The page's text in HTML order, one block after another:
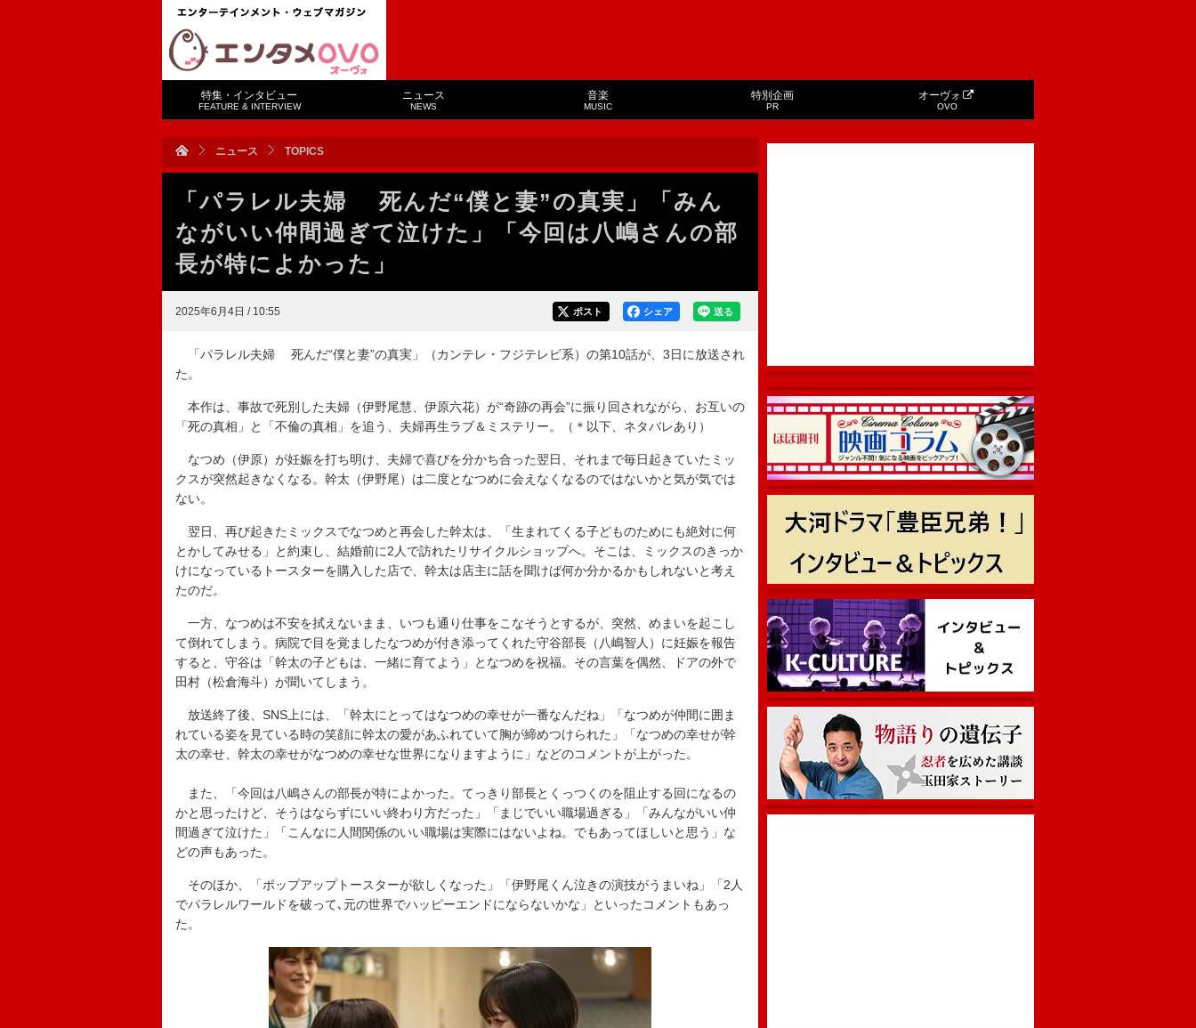
特集・インタビュー
FEATURE & INTERVIEW
ニュース
NEWS
音楽
MUSIC
特別企画
PR
オーヴォ
OVO
ニュース TOPICS
「パラレル夫婦 死んだ“僕と妻”の真実」「みん
ながいい仲間過ぎて泣けた」「今回は八嶋さんの部
長が特によかった」
2025年6月4日 / 10:55 送る
シェア
ポスト
「パラレル夫婦 死んだ“僕と妻”の真実」（カンテレ・フジテレビ系）の第10話が、3日に放送され
た。
本作は、事故で死別した夫婦（伊野尾慧、伊原六花）が“奇跡の再会”に振り回されながら、お互いの
「死の真相」と「不倫の真相」を追う、夫婦再生ラブ＆ミステリー。（＊以下、ネタバレあり）
なつめ（伊原）が妊娠を打ち明け、夫婦で喜びを分かち合った翌日、それまで毎日起きていたミッ
クスが突然起きなくなる。幹太（伊野尾）は二度となつめに会えなくなるのではないかと気が気では
ない。
翌日、再び起きたミックスでなつめと再会した幹太は、「生まれてくる子どものためにも絶対に何
とかしてみせる」と約束し、結婚前に2人で訪れたリサイクルショップへ。そこは、ミックスのきっか
けになっているトースターを購入した店で、幹太は店主に話を聞けば何か分かるかもしれないと考え
たのだ。
一方、なつめは不安を拭えないまま、いつも通り仕事をこなそうとするが、突然、めまいを起こし
て倒れてしまう。病院で目を覚ましたなつめが付き添ってくれた守谷部長（八嶋智人）に妊娠を報告
すると、守谷は「幹太の子どもは、一緒に育てよう」となつめを祝福。その言葉を偶然、ドアの外で
田村（松倉海斗）が聞いてしまう。
放送終了後、SNS上には、「幹太にとってはなつめの幸せが一番なんだね」「なつめが仲間に囲ま
れている姿を見ている時の笑顔に幹太の愛があふれていて胸が締めつけられた」「なつめの幸せが幹
太の幸せ、幹太の幸せがなつめの幸せな世界になりますように」などのコメントが上がった。
また、「今回は八嶋さんの部長が特によかった。てっきり部長とくっつくのを阻止する回になるの
かと思ったけど、そうはならずにいい終わり方だった」「まじでいい職場過ぎる」「みんながいい仲
間過ぎて泣けた」「こんなに人間関係のいい職場は実際にはないよね。でもあってほしいと思う」な
どの声もあった。
そのほか、「ポップアップトースターが欲しくなった」「伊野尾くん泣きの演技がうまいね」「2人
でパラレルワールドを破って､元の世界でハッピーエンドにならないかな」といったコメントもあっ
た。